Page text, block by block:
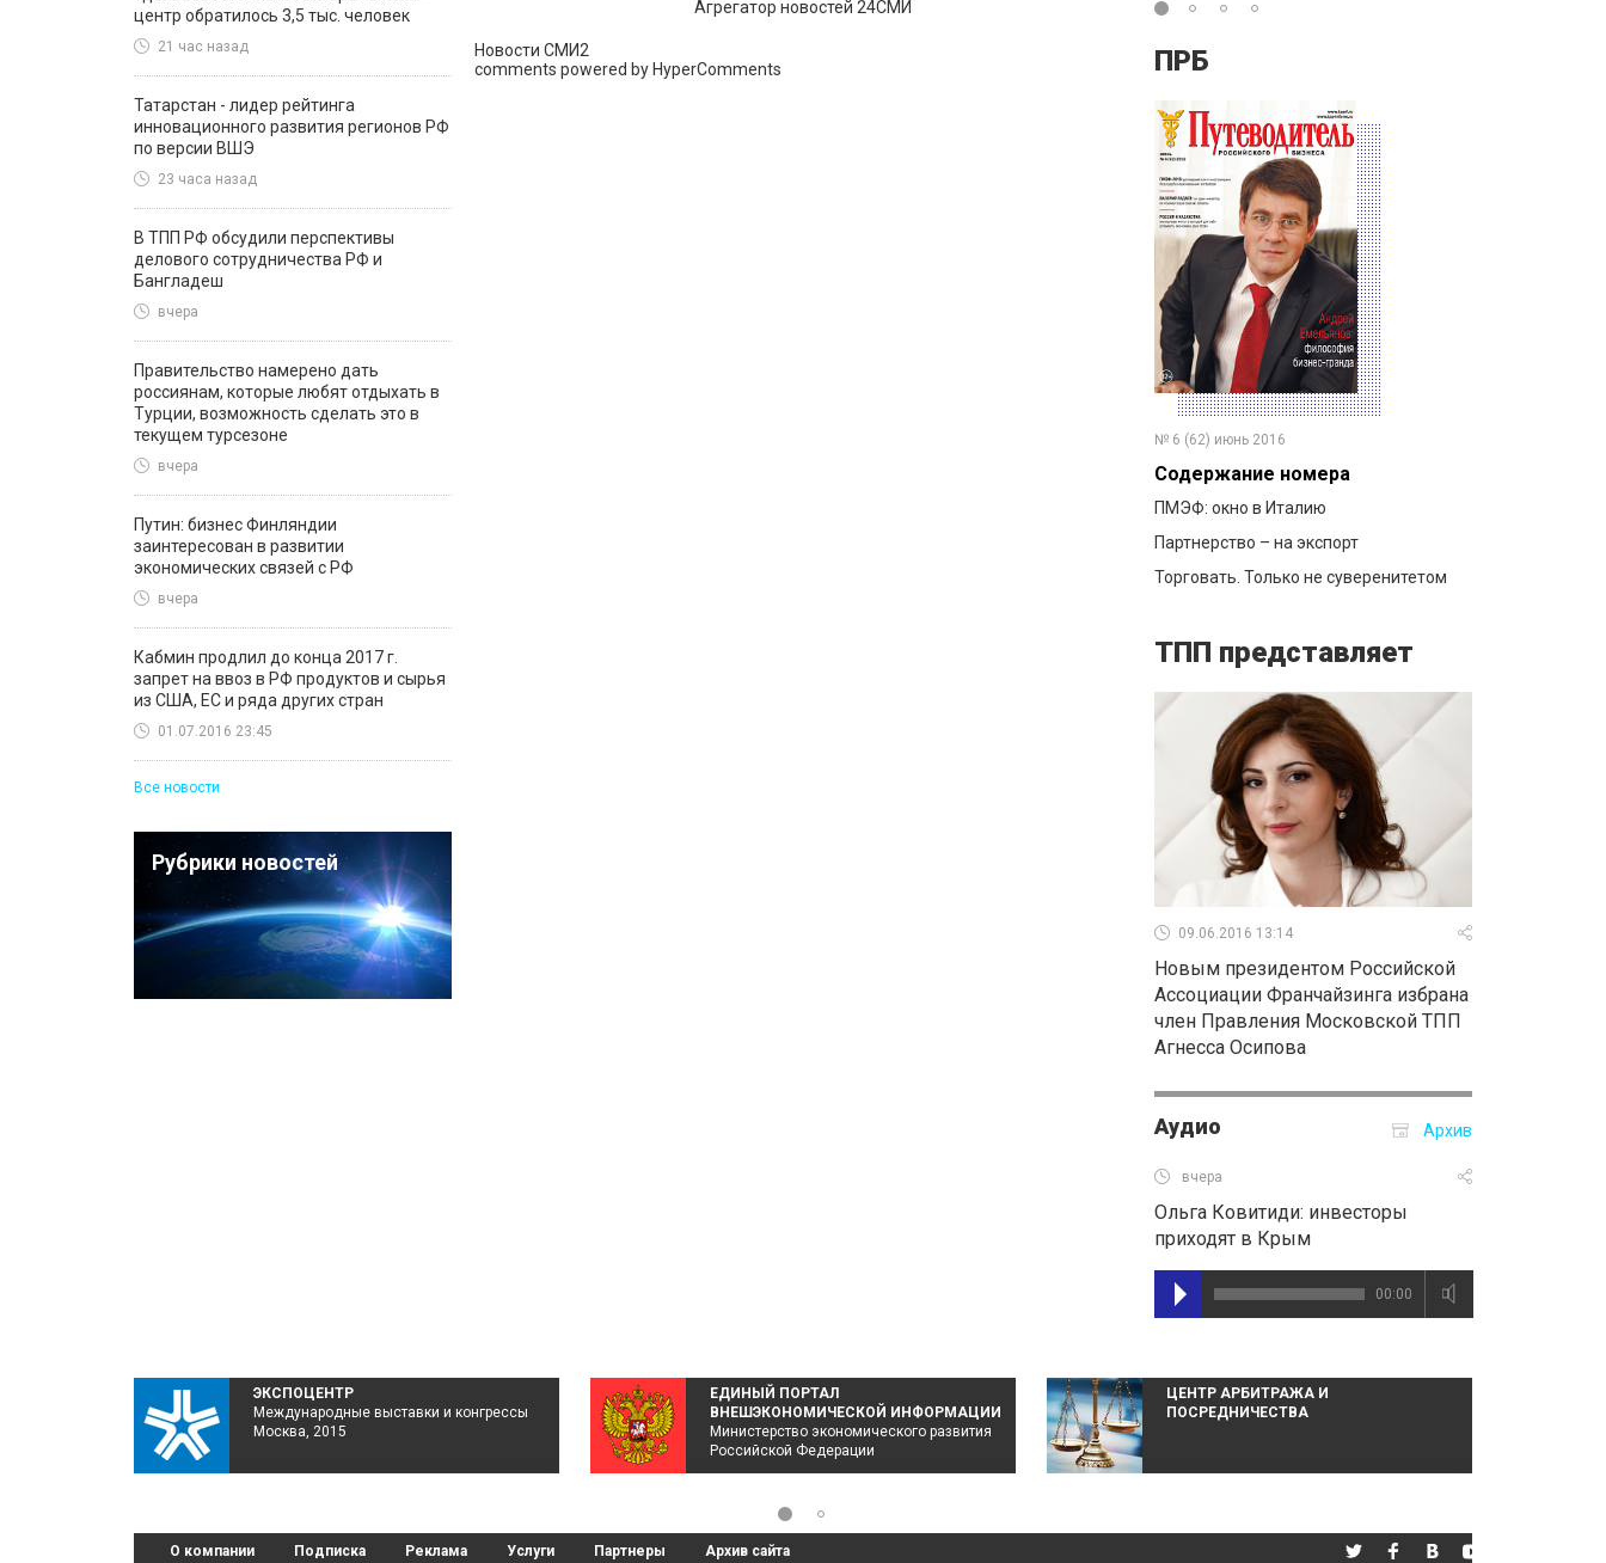
центр обратилось 3,5 тыс. человек
21 час назад
Татарстан - лидер рейтинга
инновационного развития регионов РФ
по версии ВШЭ
23 часа назад
В ТПП РФ обсудили перспективы
делового сотрудничества РФ и
Бангладеш
вчера
Правительство намерено дать
россиянам, которые любят отдыхать в
Турции, возможность сделать это в
текущем турсезоне
вчера
Путин: бизнес Финляндии
заинтересован в развитии
экономических связей с РФ
вчера
Кабмин продлил до конца 2017 г.
запрет на ввоз в РФ продуктов и сырья
из США, ЕС и ряда других стран
01.07.2016 23:45
Все новости
Рубрики новостей
Агрегатор новостей 24СМИ
Новости СМИ2
comments powered by HyperComments
ПРБ
№ 6 (62) июнь 2016
Содержание номера
ПМЭФ: окно в Италию
Партнерство – на экспорт
Торговать. Только не суверенитетом
ТПП представляет
09.06.2016 13:14
Новым президентом Российской
Ассоциации Франчайзинга избрана
член Правления Московской ТПП
Агнесса Осипова
Аудио Архив
вчера
Ольга Ковитиди: инвесторы
приходят в Крым
00:00
ЭКСПОЦЕНТР
Международные выставки и конгрессы
Москва, 2015
ЕДИНЫЙ ПОРТАЛ
ВНЕШЭКОНОМИЧЕСКОЙ ИНФОРМАЦИИ
Министерство экономического развития
Российской Федерации
ЦЕНТР АРБИТРАЖА И
ПОСРЕДНИЧЕСТВА
О компании Подписка Реклама Услуги Партнеры Архив сайта